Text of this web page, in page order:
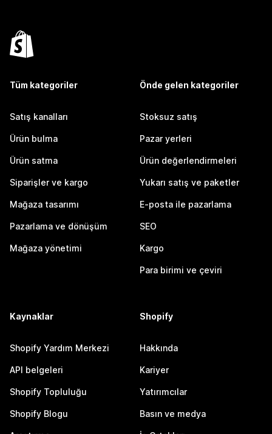
Tüm kategoriler
Satış kanalları
Ürün bulma
Ürün satma
Siparişler ve kargo
Mağaza tasarımı
Pazarlama ve dönüşüm
Mağaza yönetimi
Önde gelen kategoriler
Stoksuz satış
Pazar yerleri
Ürün değerlendirmeleri
Yukarı satış ve paketler
E-posta ile pazarlama
SEO
Kargo
Para birimi ve çeviri
Kaynaklar
Shopify Yardım Merkezi
API belgeleri
Shopify Topluluğu
Shopify Blogu
Shopify
Hakkında
Kariyer
Yatırımcılar
Basın ve medya